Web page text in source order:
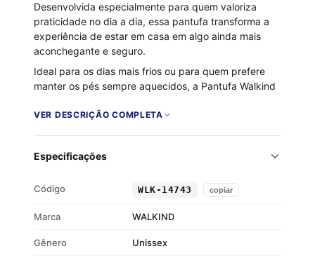
Desenvolvida especialmente para quem valoriza
praticidade no dia a dia, essa pantufa transforma a
experiência de estar em casa em algo ainda mais
aconchegante e seguro.
Ideal para os dias mais frios ou para quem prefere
manter os pés sempre aquecidos, a Pantufa Walkind
e resistentes. Seu solado antiderrapante permite
funcionalidade, ela entrega estilo com seu visual
caseiro.
Material: Algodão/Poliéster – maciez com
Solado: Antiderrapante – segurança para todos
VER DESCRIÇÃO COMPLETA
Especificações
Código WLK-14743 copiar
Marca WALKIND
Gênero Unissex